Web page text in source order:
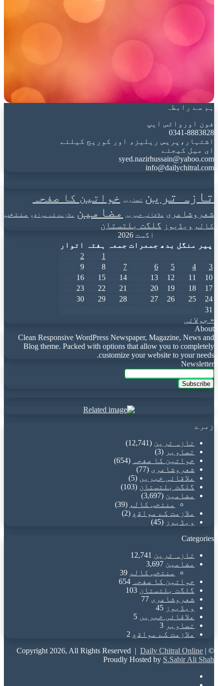
ہم سے رابطہ
فون اورواٹس ایپ
0341-8883828
اشتہار،پریس ریلیز، اور کوریج کیلئے
ای میل کیجئے
syed.nazirhussain@yahoo.com
info@dailychitral.com
تازہ ترین تصاویر خواتین کا صفحہ
شعروشاعری علاقائی خبریں مضامین ملازمت کے مواقع
منتخب
کالم ویڈیوز گلگت بلتستان
اگست 2026
پیر
منگل بدھ جمعرات جمعہ ہفتہ
اتوار
1
2
3
4
5
6
7
8
9
10
11
12
13
14
15
16
17
18
19
20
21
22
23
24
25
26
27
28
29
30
31
« جولائی
About
Clean Responsive WordPress Newspaper, Magazine, News and
Blog theme. Packed with options that allow you to completely
customize your website to your needs.
Newsletter
Enter
your
Email
زمرے
تازہ ترین (12,741)
تصاویر (3)
خواتین کا صفحہ
(654)
شعروشاعری (77)
علاقائی خبریں (5)
گلگت بلتستان (103)
مضامین (3,697)
منتخب کالم (39)
ملازمت کے مواقع (2)
ویڈیوز (45)
Categories
تازہ ترین 12,741
مضامین 3,697
منتخب کالم 39
خواتین کا صفحہ
654
گلگت بلتستان 103
شعروشاعری 77
ویڈیوز 45
علاقائی خبریں 5
تصاویر 3
ملازمت کے مواقع 2
© Copyright 2026, All Rights Reserved |
Daily Chitral Online |
Proudly Hosted by S.Sabir Ali Shah